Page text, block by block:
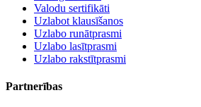
Valodu sertifikāti
Uzlabot klausīšanos
Uzlabo runātprasmi
Uzlabo lasītprasmi
Uzlabo rakstītprasmi
Partnerības